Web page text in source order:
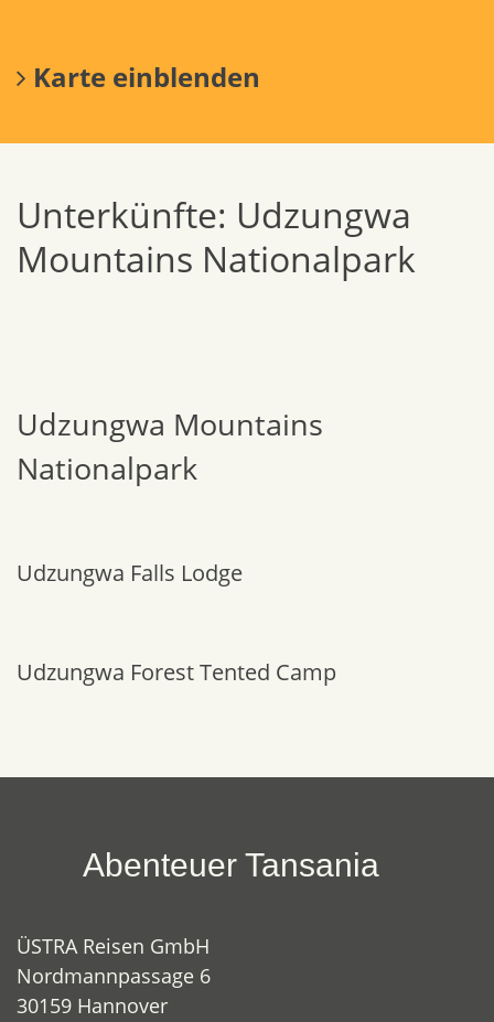
Karte einblenden
Unterkünfte: Udzungwa
Mountains Nationalpark
Udzungwa Mountains
Nationalpark
Udzungwa Falls Lodge
Udzungwa Forest Tented Camp
Abenteuer Tansania
ÜSTRA Reisen GmbH
Nordmannpassage 6
30159 Hannover